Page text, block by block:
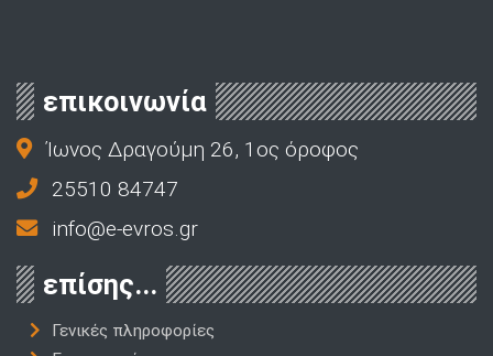
επικοινωνία
Ίωνος Δραγούμη 26, 1ος όροφος
25510 84747
info@e-evros.gr
επίσης...
Γενικές πληροφορίες